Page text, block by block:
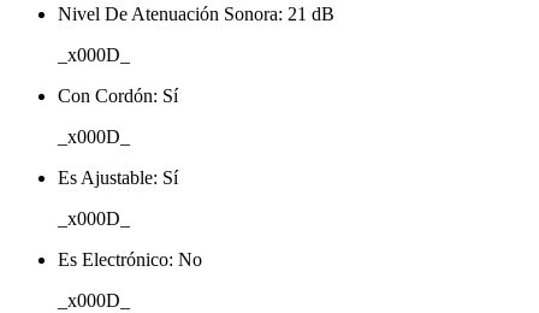
Nivel De Atenuación Sonora: 21 dB
_x000D_
Con Cordón: Sí
_x000D_
Es Ajustable: Sí
_x000D_
Es Electrónico: No
_x000D_